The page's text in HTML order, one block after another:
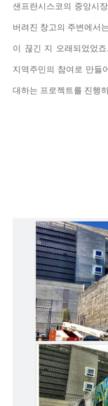
샌프란시스코의 중앙시
버려진 창고의 주변에서
이 끊긴 지 오래되었었
지역주민의 참여로 만들
대하는 프로젝트를 진행